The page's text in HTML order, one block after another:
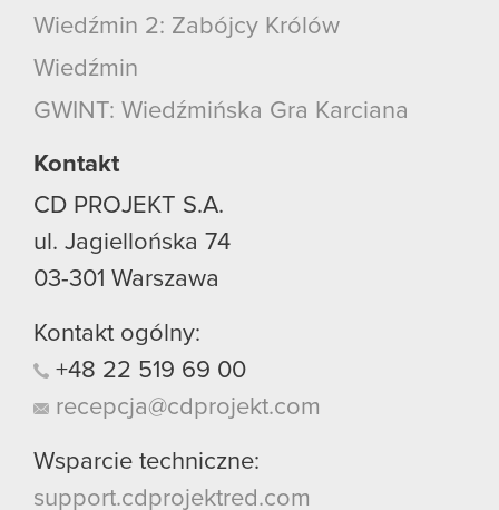
Wiedźmin 2: Zabójcy Królów
Wiedźmin
GWINT: Wiedźmińska Gra Karciana
Kontakt
CD PROJEKT S.A.
ul. Jagiellońska 74
03-301 Warszawa
Kontakt ogólny:
+48 22 519 69 00
recepcja@cdprojekt.com
Wsparcie techniczne:
support.cdprojektred.com